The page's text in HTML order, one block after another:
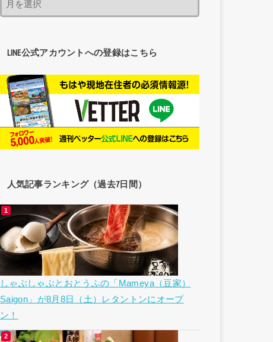
LINE公式アカウントへの登録はこちら
人気記事ランキング（過去7日間）
しゃぶしゃぶとおとうふの「Mameya（豆家）
Saigon」が8月8日（土）レタントンにオープ
ン！